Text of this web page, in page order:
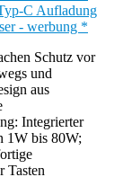
C Aufladung
- werbung *
Schutz vor
und
aus
Integrierter
1W bis 80W;
Tasten